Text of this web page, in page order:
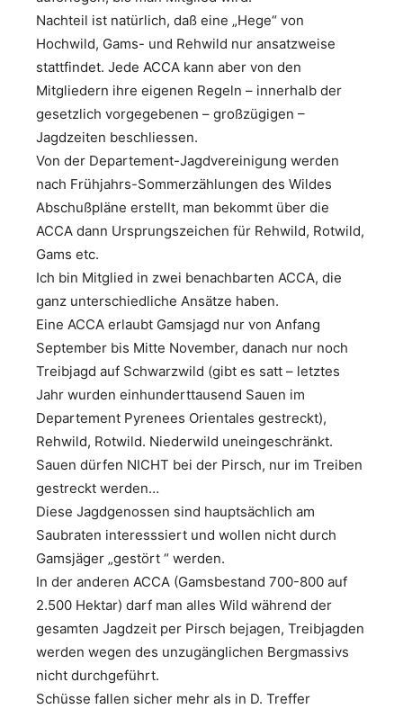
Nachteil ist natürlich, daß eine „Hege“ von
Hochwild, Gams- und Rehwild nur ansatzweise
stattfindet. Jede ACCA kann aber von den
Mitgliedern ihre eigenen Regeln – innerhalb der
gesetzlich vorgegebenen – großzügigen –
Jagdzeiten beschliessen.
Von der Departement-Jagdvereinigung werden
nach Frühjahrs-Sommerzählungen des Wildes
Abschußpläne erstellt, man bekommt über die
ACCA dann Ursprungszeichen für Rehwild, Rotwild,
Gams etc.
Ich bin Mitglied in zwei benachbarten ACCA, die
ganz unterschiedliche Ansätze haben.
Eine ACCA erlaubt Gamsjagd nur von Anfang
September bis Mitte November, danach nur noch
Treibjagd auf Schwarzwild (gibt es satt – letztes
Jahr wurden einhunderttausend Sauen im
Departement Pyrenees Orientales gestreckt),
Rehwild, Rotwild. Niederwild uneingeschränkt.
Sauen dürfen NICHT bei der Pirsch, nur im Treiben
gestreckt werden…
Diese Jagdgenossen sind hauptsächlich am
Saubraten interesssiert und wollen nicht durch
Gamsjäger „gestört “ werden.
In der anderen ACCA (Gamsbestand 700-800 auf
2.500 Hektar) darf man alles Wild während der
gesamten Jagdzeit per Pirsch bejagen, Treibjagden
werden wegen des unzugänglichen Bergmassivs
nicht durchgeführt.
Schüsse fallen sicher mehr als in D. Treffer